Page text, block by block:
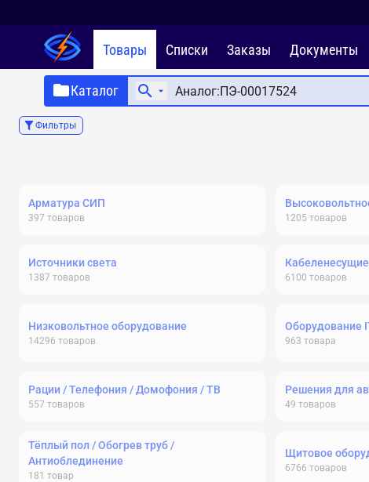
Товары Списки Заказы Документы
Каталог
Фильтры
Арматура СИП
397 товаров 1205 товаров
Источники света
1387 товаров 6100 товаров
Низковольтное оборудование
14296 товаров
Оборудование
963 товара
Рации / Телефония / Домофония / ТВ
557 товаров
Решения для
49 товаров
Тёплый пол / Обогрев труб /
Антиоблединение
181 товар
Щитовое
6766 товаров